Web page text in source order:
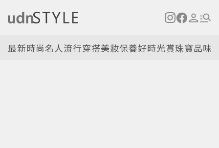
最新時尚名人流行穿搭美妝保養好時光賞珠寶品味